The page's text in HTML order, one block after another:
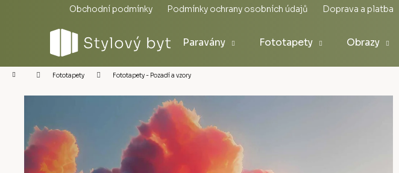
Obchodní podmínky Podmínky ochrany osobních údajů Doprava a platba
Paravány Fototapety Obrazy
Domů Fototapety Fototapety - Pozadí a vzory